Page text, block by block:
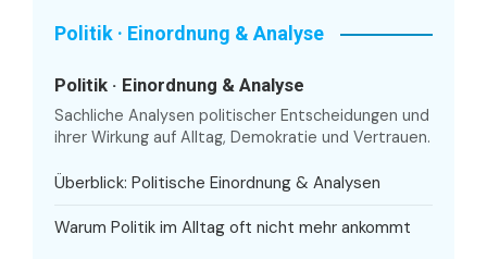
Politik · Einordnung & Analyse
Politik · Einordnung & Analyse
Sachliche Analysen politischer Entscheidungen und
ihrer Wirkung auf Alltag, Demokratie und Vertrauen.
Überblick: Politische Einordnung & Analysen
Warum Politik im Alltag oft nicht mehr ankommt